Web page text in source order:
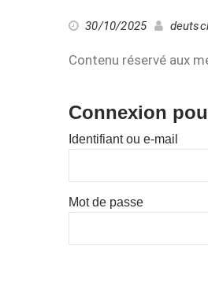
30/10/2025
Contenu réservé aux
Connexion
Identifiant ou e-mail
Mot de passe